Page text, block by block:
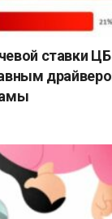
ставки ЦБ